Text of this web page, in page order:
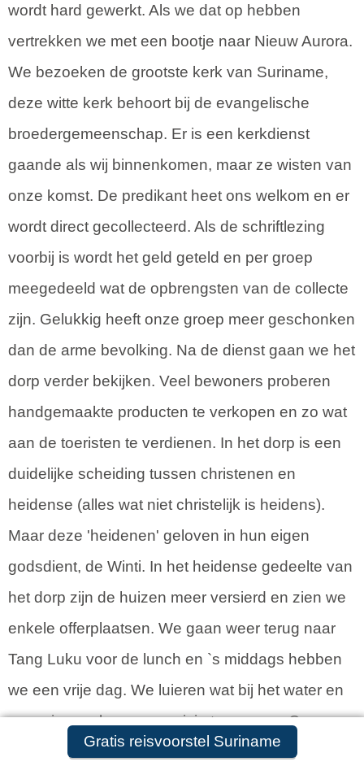
Gratis reisvoorstel aanvragen
wordt hard gewerkt. Als we dat op hebben
vertrekken we met een bootje naar Nieuw Aurora.
We bezoeken de grootste kerk van Suriname,
deze witte kerk behoort bij de evangelische
broedergemeenschap. Er is een kerkdienst
gaande als wij binnenkomen, maar ze wisten van
onze komst. De predikant heet ons welkom en er
wordt direct gecollecteerd. Als de schriftlezing
voorbij is wordt het geld geteld en per groep
meegedeeld wat de opbrengsten van de collecte
zijn. Gelukkig heeft onze groep meer geschonken
dan de arme bevolking. Na de dienst gaan we het
dorp verder bekijken. Veel bewoners proberen
handgemaakte producten te verkopen en zo wat
aan de toeristen te verdienen. In het dorp is een
duidelijke scheiding tussen christenen en
heidense (alles wat niet christelijk is heidens).
Maar deze 'heidenen' geloven in hun eigen
godsdient, de Winti. In het heidense gedeelte van
het dorp zijn de huizen meer versierd en zien we
enkele offerplaatsen. We gaan weer terug naar
Tang Luku voor de lunch en `s middags hebben
we een vrije dag. We luieren wat bij het water en
sommige proberen een visje te vangen. Om
17.00 uur gaan we de andere kant van het eiland
Gratis reisvoorstel Suriname